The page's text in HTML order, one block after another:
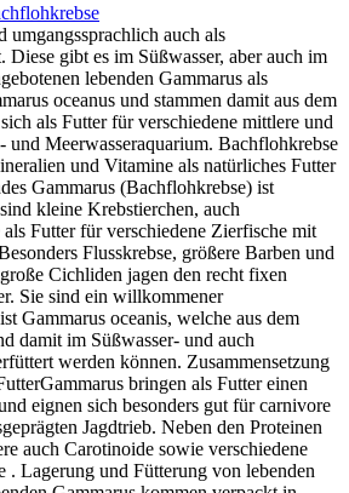
umgangssprachlich auch als
Diese gibt es im Süßwasser, aber auch im
lebenden Gammarus als
oceanus und stammen damit aus dem
als Futter für verschiedene mittlere und
und Meerwasseraquarium. Bachflohkrebse
und Vitamine als natürliches Futter
Gammarus (Bachflohkrebse) ist
kleine Krebstierchen, auch
Futter für verschiedene Zierfische mit
Flusskrebse, größere Barben und
Cichliden jagen den recht fixen
Sie sind ein willkommener
Gammarus oceanis, welche aus dem
damit im Süßwasser- und auch
werden können. Zusammensetzung
bringen als Futter einen
eignen sich besonders gut für carnivore
Jagdtrieb. Neben den Proteinen
auch Carotinoide sowie verschiedene
Lagerung und Fütterung von lebenden